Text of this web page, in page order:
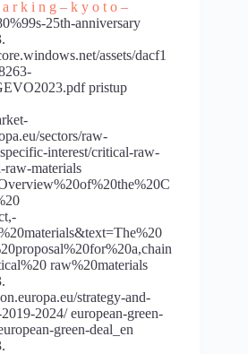
a r k i n g – k y o t o –
25th-anniversary
assets/dacf1
pristup
sectors/raw-
interest/critical-raw-
raw-materials
raw%20materials
strategy-and-
2024/ european-green-
green-deal_en